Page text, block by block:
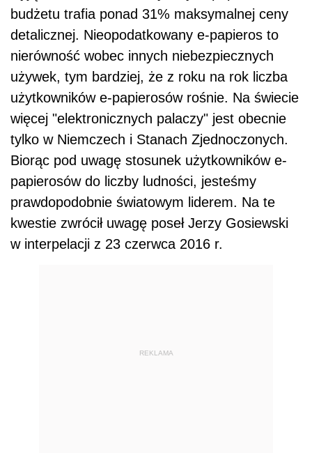
budżetu trafia ponad 31% maksymalnej ceny
detalicznej. Nieopodatkowany e-papieros to
nierówność wobec innych niebezpiecznych
używek, tym bardziej, że z roku na rok liczba
użytkowników e-papierosów rośnie. Na świecie
więcej "elektronicznych palaczy" jest obecnie
tylko w Niemczech i Stanach Zjednoczonych.
Biorąc pod uwagę stosunek użytkowników e-
papierosów do liczby ludności, jesteśmy
prawdopodobnie światowym liderem. Na te
kwestie zwrócił uwagę poseł Jerzy Gosiewski
w interpelacji z 23 czerwca 2016 r.
REKLAMA